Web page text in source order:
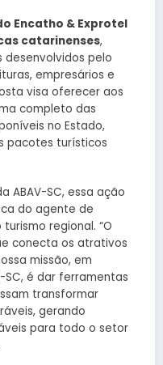
Encatho & Exprotel
catarinenses,
pelo
empresários e
visa oferecer aos
completo das
no Estado,
pacotes turísticos
ABAV-SC, essa ação
do agente de
regional. “O
conecta os atrativos
missão, em
SC, é dar ferramentas
transformar
gerando
para todo o setor